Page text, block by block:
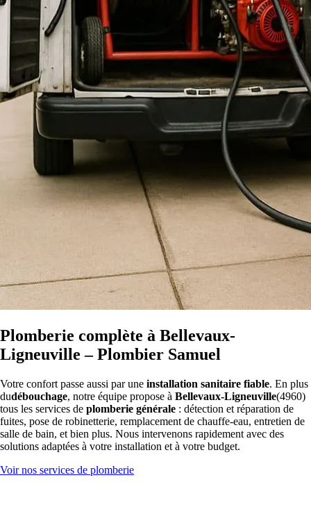
Plomberie complète à Bellevaux-
Ligneuville – Plombier Samuel
Votre confort passe aussi par une installation sanitaire fiable. En plus
dudébouchage, notre équipe propose à Bellevaux-Ligneuville(4960)
tous les services de plomberie générale : détection et réparation de
fuites, pose de robinetterie, remplacement de chauffe-eau, entretien de
salle de bain, et bien plus. Nous intervenons rapidement avec des
solutions adaptées à votre installation et à votre budget.
Voir nos services de plomberie